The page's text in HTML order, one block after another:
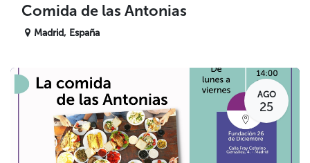
Comida de las Antonias
Madrid, España
AGO
25